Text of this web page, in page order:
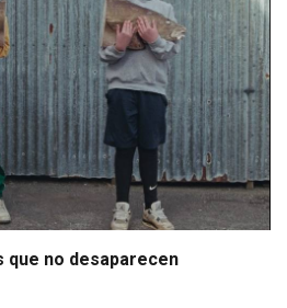
que no desaparecen